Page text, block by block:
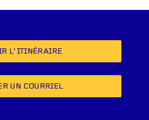
L’ITINÉRAIRE
UN COURRIEL